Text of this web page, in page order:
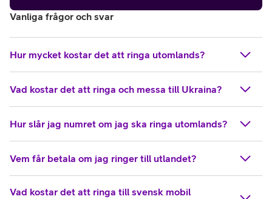
Vanliga frågor och svar
Hur mycket kostar det att ringa utomlands?
Vad kostar det att ringa och messa till Ukraina?
Hur slår jag numret om jag ska ringa utomlands?
Vem får betala om jag ringer till utlandet?
Vad kostar det att ringa till svensk mobil